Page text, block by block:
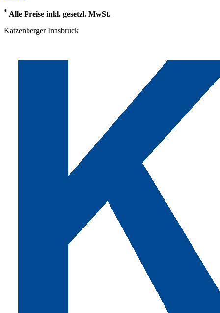
* Alle Preise inkl. gesetzl. MwSt.
Katzenberger Innsbruck